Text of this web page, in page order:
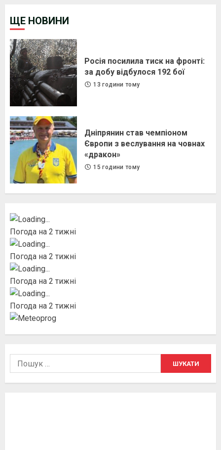
ЩЕ НОВИНИ
Росія посилила тиск на фронті:
за добу відбулося 192 бої
13 години тому
Дніпрянин став чемпіоном
Європи з веслування на човнах
«дракон»
15 години тому
Погода на 2 тижні
Погода на 2 тижні
Погода на 2 тижні
Погода на 2 тижні
Пошук: